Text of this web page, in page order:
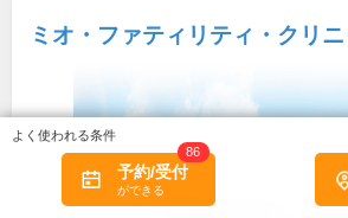
ミオ・ファティリティ・クリニ
予約/受付
86